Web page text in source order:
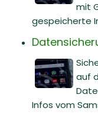
mit
gespeicherte
auf
Infos vom